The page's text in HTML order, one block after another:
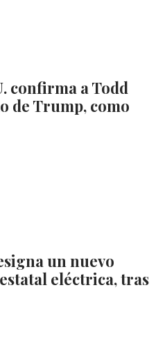
confirma a Todd
de Trump, como
un nuevo
eléctrica, tras